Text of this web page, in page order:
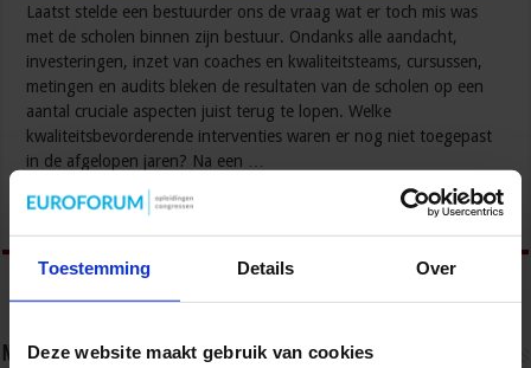
Toestemming Details Over
Deze website maakt gebruik van cookies
Laatst stelde een bestuurder ons de vraag wat er toch mis was
met de scholen binnen zijn bestuur. Ondanks alle aandacht,
investeringen, inzet van coaches en kwaliteitsteams, cursussen,
metingen en audits bleken de resultaten van de scholen op een
aantal cruciale aspecten juist terug te lopen. Welke
kwaliteitsbevorderende interventies waren er nog niet toegepast
in de afgelopen jaren? Na een …
Lees verder »
Nieuwsbrief